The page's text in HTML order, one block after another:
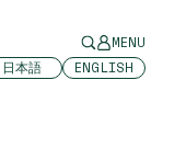
MENU
日本語 ENGLISH